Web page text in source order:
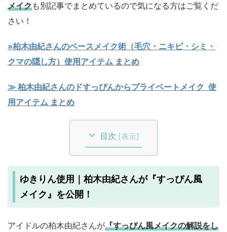
メイクも別記事でまとめているので気になる方はご覧くだ
さい！
»柏木由紀さんのベースメイク術（毛穴・ニキビ・シミ・
クマの隠し方）使用アイテム まとめ
≫ 柏木由紀さんのドすっぴんからプライベートメイク 使
用アイテム まとめ
目次 [表示]
ゆきりん使用｜柏木由紀さんが『すっぴん風
メイク』を公開！
アイドルの柏木由紀さんが『すっぴん風メイクの解説をし